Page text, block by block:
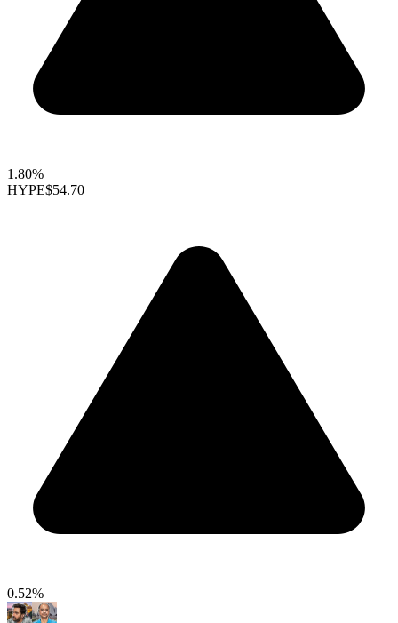
1.80%
HYPE$54.70
0.52%